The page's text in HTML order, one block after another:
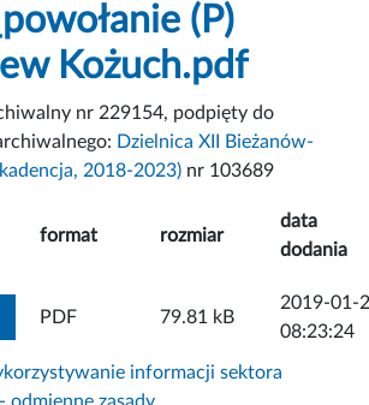
(P)
Kożuch.pdf
nr 229154, podpięty do
Dzielnica XII Bieżanów-
2018-2023) nr 103689
format rozmiar
data
dodania
ZOBACZ ZAŁĄCZNIK
PDF 79.81 kB
2019-01-
08:23:24
informacji sektora